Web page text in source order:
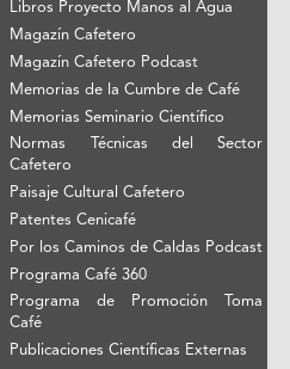
Libros Proyecto Manos al Agua
Magazín Cafetero
Magazín Cafetero Podcast
Memorias de la Cumbre de Café
Memorias Seminario Científico
Normas Técnicas del Sector
Cafetero
Paisaje Cultural Cafetero
Patentes Cenicafé
Por los Caminos de Caldas Podcast
Programa Café 360
Programa de Promoción Toma
Café
Publicaciones Científicas Externas